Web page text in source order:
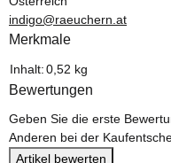
indigo@raeuchern.at
Merkmale
Produkteigenschaft
Wert
Inhalt:0,52 kg
Bewertungen
Geben Sie die erste
Anderen bei der
Artikel bewerten